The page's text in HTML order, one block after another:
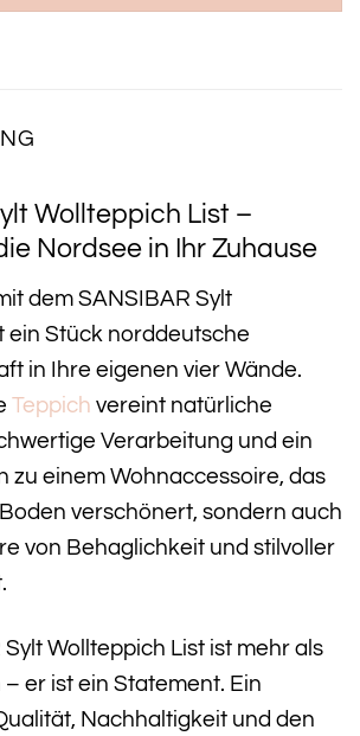
Wollteppich List –
Nordsee in Ihr Zuhause
dem SANSIBAR Sylt
ein Stück norddeutsche
in Ihre eigenen vier Wände.
Teppich vereint natürliche
Verarbeitung und ein
zu einem Wohnaccessoire, das
verschönert, sondern auch
von Behaglichkeit und stilvoller
Wollteppich List ist mehr als
er ist ein Statement. Ein
Nachhaltigkeit und den